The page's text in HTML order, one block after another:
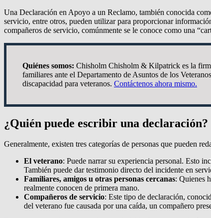
Una Declaración en Apoyo a un Reclamo, también conocida
servicio, entre otros, pueden utilizar para proporcionar
compañeros de servicio, comúnmente se le conoce como una
Quiénes somos: Chisholm Chisholm & Kilpatrick es la
familiares ante el Departamento de Asuntos de los
discapacidad para veteranos. Contáctenos ahora mismo.
¿Quién puede escribir una declaración?
Generalmente, existen tres categorías de personas que pueden
El veterano: Puede narrar su experiencia personal. Esto
También puede dar testimonio directo del incidente en
Familiares, amigos u otras personas cercanas: Quienes
realmente conocen de primera mano.
Compañeros de servicio: Este tipo de declaración,
del veterano fue causada por una caída, un compañero